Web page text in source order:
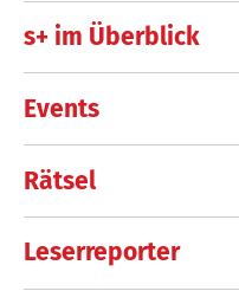
s+ im Überblick
Events
Rätsel
Leserreporter